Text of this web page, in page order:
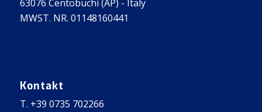
63076 Centobuchi (AP) - Italy
MWST. NR. 01148160441
Kontakt
T. +39 0735 702266